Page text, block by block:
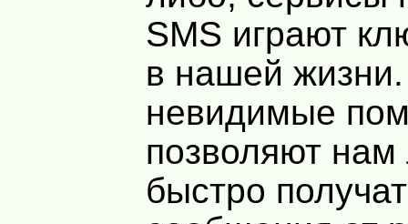
SMS играют
в нашей
невидимые
позволяют нам
быстро